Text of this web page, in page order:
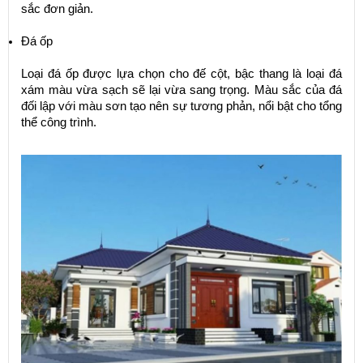
sắc đơn giản.
Đá ốp
Loại đá ốp được lựa chọn cho đế cột, bậc thang là loại đá
xám màu vừa sạch sẽ lại vừa sang trọng. Màu sắc của đá
đối lập với màu sơn tạo nên sự tương phản, nổi bật cho tổng
thể công trình.